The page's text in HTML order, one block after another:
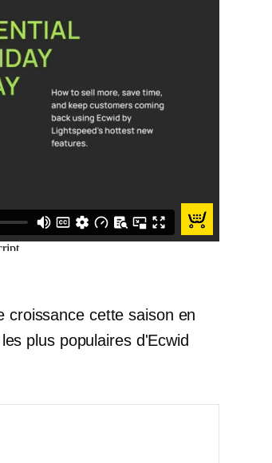
croissance cette saison en
plus populaires d'Ecwid